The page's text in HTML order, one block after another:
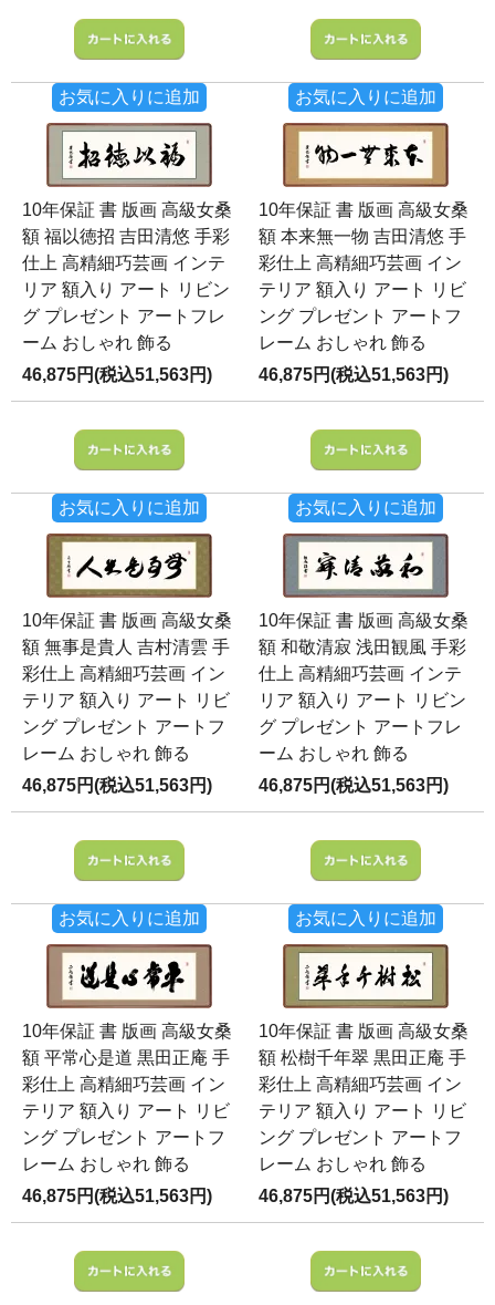
お気に入りに追加 お気に入りに追加
10年保証 書 版画 高級女桑
額 福以徳招 吉田清悠 手彩
仕上 高精細巧芸画 インテ
リア 額入り アート リビン
グ プレゼント アートフレ
ーム おしゃれ 飾る
46,875円(税込51,563円)
お気に入りに追加
10年保証 書 版画 高級女桑
額 本来無一物 吉田清悠 手
彩仕上 高精細巧芸画 イン
テリア 額入り アート リビ
ング プレゼント アートフ
レーム おしゃれ 飾る
46,875円(税込51,563円)
お気に入りに追加
10年保証 書 版画 高級女桑
額 無事是貴人 吉村清雲 手
彩仕上 高精細巧芸画 イン
テリア 額入り アート リビ
ング プレゼント アートフ
レーム おしゃれ 飾る
46,875円(税込51,563円)
お気に入りに追加
10年保証 書 版画 高級女桑
額 和敬清寂 浅田観風 手彩
仕上 高精細巧芸画 インテ
リア 額入り アート リビン
グ プレゼント アートフレ
ーム おしゃれ 飾る
46,875円(税込51,563円)
お気に入りに追加
10年保証 書 版画 高級女桑
額 平常心是道 黒田正庵 手
彩仕上 高精細巧芸画 イン
テリア 額入り アート リビ
ング プレゼント アートフ
レーム おしゃれ 飾る
46,875円(税込51,563円)
10年保証 書 版画 高級女桑
額 松樹千年翠 黒田正庵 手
彩仕上 高精細巧芸画 イン
テリア 額入り アート リビ
ング プレゼント アートフ
レーム おしゃれ 飾る
46,875円(税込51,563円)